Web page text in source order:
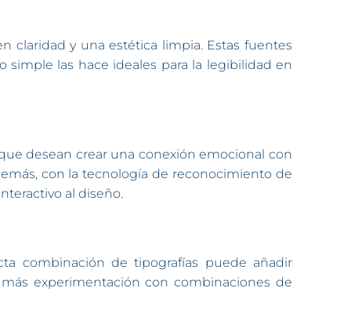
claridad y una estética limpia. Estas fuentes
las hace ideales para la legibilidad en
desean crear una conexión emocional con
con la tecnología de reconocimiento de
al diseño.
combinación de tipografías puede añadir
experimentación con combinaciones de